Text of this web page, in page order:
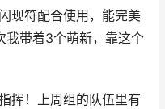
现符配合使用，能完美
我带着3个萌新，靠这个
挥！上周组的队伍里有